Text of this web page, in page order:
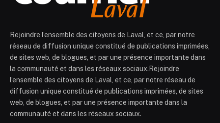
Rejoindre l’ensemble des citoyens de Laval, et ce, par notre
réseau de diffusion unique constitué de publications imprimées,
de sites web, de blogues, et par une présence importante dans
la communauté et dans les réseaux sociaux.Rejoindre
l’ensemble des citoyens de Laval, et ce, par notre réseau de
diffusion unique constitué de publications imprimées, de sites
web, de blogues, et par une présence importante dans la
communauté et dans les réseaux sociaux.